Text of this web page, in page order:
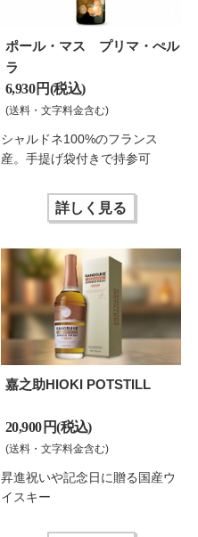
ポール・マス プリマ・ぺル
ラ
6,930 円(税込)
(送料・文字料金含む)
シャルドネ100%のフランス
産。手提げ袋付きで持参可
詳しく見る
嘉之助HIOKI POTSTILL
20,900 円(税込)
(送料・文字料金含む)
昇進祝いや記念日に贈る国産ウ
イスキー